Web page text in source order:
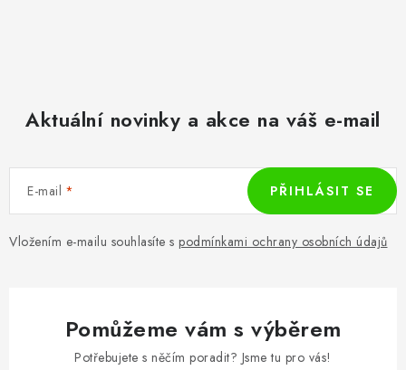
Aktuální novinky a akce na váš e-mail
E-mail
Vložením e-mailu souhlasíte s podmínkami ochrany osobních údajů
PŘIHLÁSIT SE
Pomůžeme vám s výběrem
Potřebujete s něčím poradit? Jsme tu pro vás!